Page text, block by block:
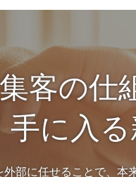
客の仕
手に入
外部に任せることで、本